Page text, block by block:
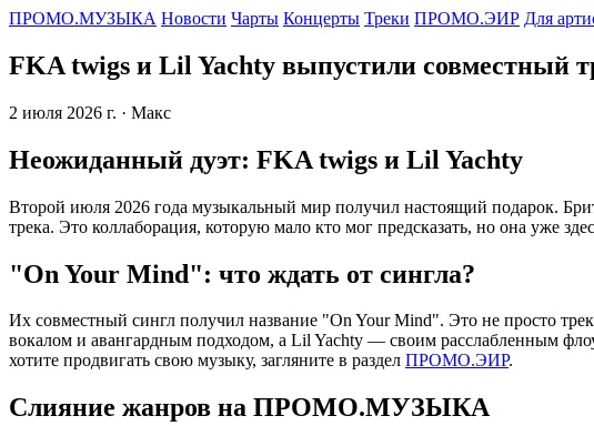
ПРОМО.МУЗЫКА Новости Чарты Концерты Треки ПРОМО.ЭИР Для
FKA twigs и Lil Yachty выпустили совместный
2 июля 2026 г. · Макс
Неожиданный дуэт: FKA twigs и Lil Yachty
Второй июля 2026 года музыкальный мир получил настоящий подарок.
трека. Это коллаборация, которую мало кто мог предсказать, но она уже
"On Your Mind": что ждать от сингла?
Их совместный сингл получил название "On Your Mind". Это не просто
вокалом и авангардным подходом, а Lil Yachty — своим расслабленным
хотите продвигать свою музыку, загляните в раздел ПРОМО.ЭИР.
Слияние жанров на ПРОМО.МУЗЫКА